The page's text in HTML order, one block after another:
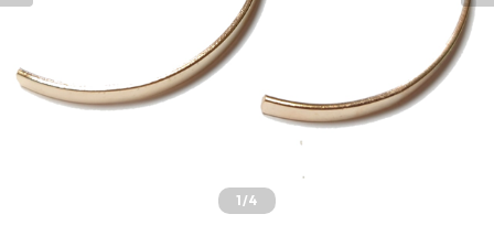
1/4